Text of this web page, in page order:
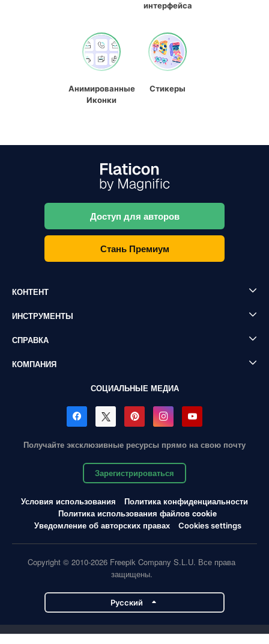
интерфейса
Анимированные
Иконки
Стикеры
Доступ для авторов
Стань Премиум
КОНТЕНТ
ИНСТРУМЕНТЫ
СПРАВКА
КОМПАНИЯ
СОЦИАЛЬНЫЕ МЕДИА
Получайте эксклюзивные ресурсы прямо на свою почту
Зарегистрироваться
Условия использования
Политика конфиденциальности
Политика использования файлов cookie
Уведомление об авторских правах
Cookies settings
Copyright © 2010-2026 Freepik Company S.L.U. Все права
защищены.
Pусский